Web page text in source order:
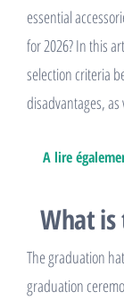
essential
for 2026? In this
selection criteria
disadvantages,
A lire
What is
The graduation
graduation